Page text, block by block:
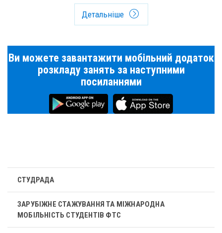
Детальніше
Ви можете завантажити мобільний додаток
розкладу занять за наступними
посиланнями
СТУДРАДА
ЗАРУБІЖНЕ СТАЖУВАННЯ ТА МІЖНАРОДНА
МОБІЛЬНІСТЬ СТУДЕНТІВ ФТС